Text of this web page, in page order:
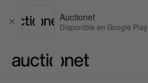
Cerrar
Auctionet
Disponible en Google Play